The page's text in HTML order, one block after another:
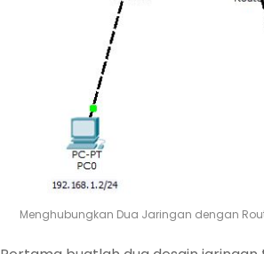
Menghubungkan Dua Jaringan dengan